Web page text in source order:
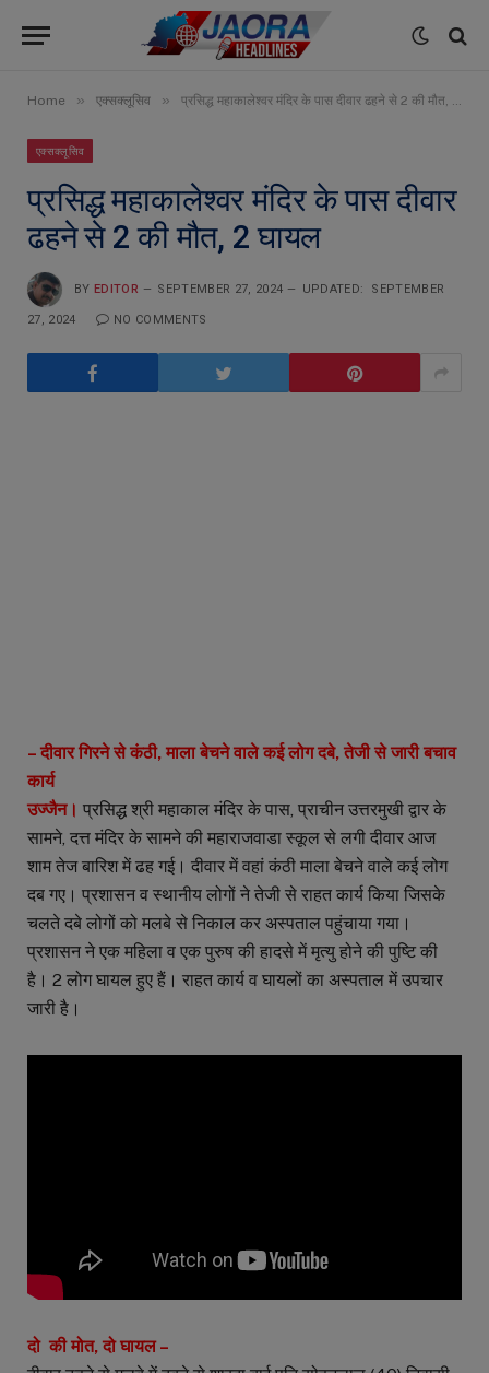
Home » एक्सक्लूसिव » प्रसिद्ध महाकालेश्वर मंदिर के पास दीवार ढहने से 2 की मौत, 2 घायल
एक्सक्लूसिव
प्रसिद्ध महाकालेश्वर मंदिर के पास दीवार
ढहने से 2 की मौत, 2 घायल
BY EDITOR SEPTEMBER 27, 2024 UPDATED: SEPTEMBER
27, 2024 NO COMMENTS
– दीवार गिरने से कंठी, माला बेचने वाले कई लोग दबे, तेजी से जारी बचाव
कार्य
उज्जैन। प्रसिद्ध श्री महाकाल मंदिर के पास, प्राचीन उत्तरमुखी द्वार के
सामने, दत्त मंदिर के सामने की महाराजवाडा स्कूल से लगी दीवार आज
शाम तेज बारिश में ढह गई। दीवार में वहां कंठी माला बेचने वाले कई लोग
दब गए। प्रशासन व स्थानीय लोगों ने तेजी से राहत कार्य किया जिसके
चलते दबे लोगों को मलबे से निकाल कर अस्पताल पहुंचाया गया।
प्रशासन ने एक महिला व एक पुरुष की हादसे में मृत्यु होने की पुष्टि की
है। 2 लोग घायल हुए हैं। राहत कार्य व घायलों का अस्पताल में उपचार
जारी है।
दो की मोत, दो घायल –